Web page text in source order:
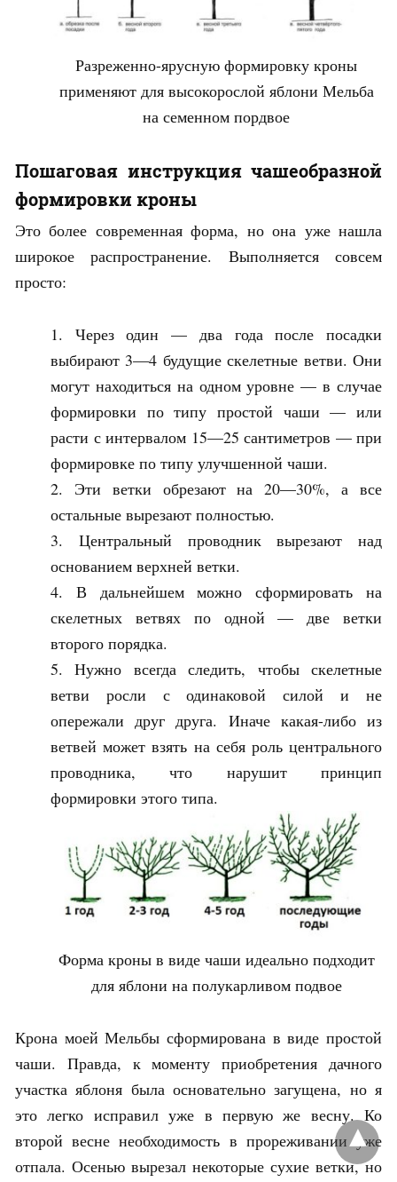
Разреженно-ярусную формировку кроны
применяют для высокорослой яблони Мельба
на семенном пордвое
Пошаговая инструкция чашеобразной
формировки кроны
Это более современная форма, но она уже нашла
широкое распространение. Выполняется совсем
просто:
Через один — два года после посадки
выбирают 3—4 будущие скелетные ветви. Они
могут находиться на одном уровне — в случае
формировки по типу простой чаши — или
расти с интервалом 15—25 сантиметров — при
формировке по типу улучшенной чаши.
Эти ветки обрезают на 20—30%, а все
остальные вырезают полностью.
Центральный проводник вырезают над
основанием верхней ветки.
В дальнейшем можно сформировать на
скелетных ветвях по одной — две ветки
второго порядка.
Нужно всегда следить, чтобы скелетные
ветви росли с одинаковой силой и не
опережали друг друга. Иначе какая-либо из
ветвей может взять на себя роль центрального
проводника, что нарушит принцип
формировки этого типа.
Форма кроны в виде чаши идеально подходит
для яблони на полукарливом подвое
Крона моей Мельбы сформирована в виде простой
чаши. Правда, к моменту приобретения дачного
участка яблоня была основательно загущена, но я
это легко исправил уже в первую же весну. Ко
второй весне необходимость в прореживании уже
отпала. Осенью вырезал некоторые сухие ветки, но